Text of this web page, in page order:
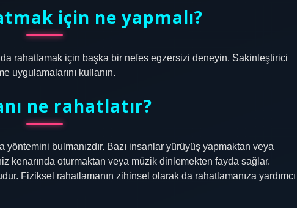
için ne yapmalı?
rahatlamak için başka bir nefes egzersizi deneyin. Sakinleştirici
uygulamalarını kullanın.
ne rahatlatır?
bulmanızdır. Bazı insanlar yürüyüş yapmaktan veya
kenarında oturmaktan veya müzik dinlemekten fayda sağlar.
Fiziksel rahatlamanın zihinsel olarak da rahatlamanıza yardımcı